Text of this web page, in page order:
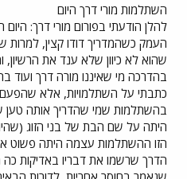
השתלמות מורי דרך היום
להלן הודעתי בפורום מורי דרך:
העמק כשהמדריך דודו קצין, למרות
שהוא לא כיוון שלא ענד את
בהדרכה מי שאיננו מורה דרך ועוד
כתבתי על השתלמויות, אלא שהפעם
בהשתלמות שמי שהדריך אותה
היתה על שם הבת של בני הזוג
הזו ההשתלמות עצמה היתה פשוט
הדרך שרשמו את דבריו באדיקות